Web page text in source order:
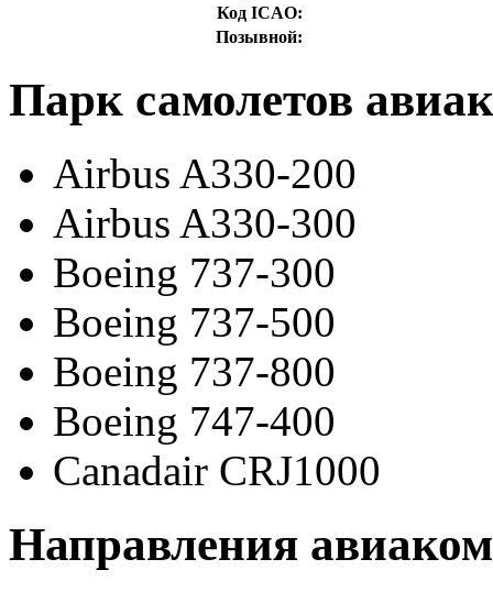
Код ICAO:
Позывной:
Парк самолетов
Airbus A330-200
Airbus A330-300
Boeing 737-300
Boeing 737-500
Boeing 737-800
Boeing 747-400
Canadair CRJ1000
Направления